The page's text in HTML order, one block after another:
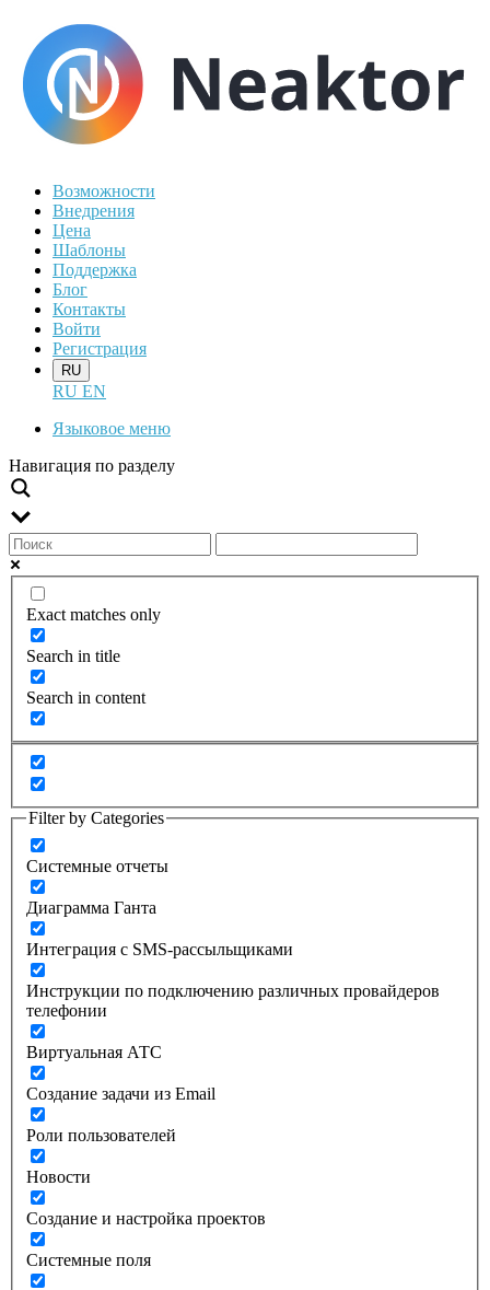
Возможности
Внедрения
Цена
Шаблоны
Поддержка
Блог
Контакты
Войти
Регистрация
RU
RU EN
Языковое меню
Навигация по разделу
Exact matches only
Search in title
Search in content
Filter by Categories
Системные отчеты
Диаграмма Ганта
Интеграция с SMS-рассыльщиками
Инструкции по подключению различных провайдеров
телефонии
Виртуальная АТС
Создание задачи из Email
Роли пользователей
Новости
Создание и настройка проектов
Системные поля